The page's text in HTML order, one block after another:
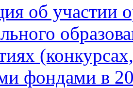
об участии
фондами в